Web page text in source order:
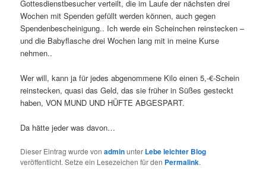
Gottesdienstbesucher verteilt, die im Laufe der nächsten drei
Wochen mit Spenden gefüllt werden können, auch gegen
Spendenbescheinigung.. Ich werde ein Scheinchen reinstecken –
und die Babyflasche drei Wochen lang mit in meine Kurse
nehmen..
Wer will, kann ja für jedes abgenommene Kilo einen 5,-€-Schein
reinstecken, quasi das Geld, das sie früher in Süßes gesteckt
haben, VON MUND UND HÜFTE ABGESPART.
Da hätte jeder was davon…
Dieser Eintrag wurde vonadminunter Lebe leichter Blog
veröffentlicht. Setze ein Lesezeichen für den Permalink.